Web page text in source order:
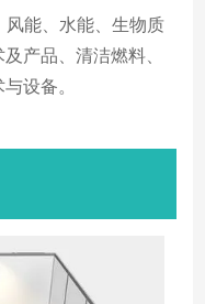
风能、水能、生物质
产品、清洁燃料、
设备。